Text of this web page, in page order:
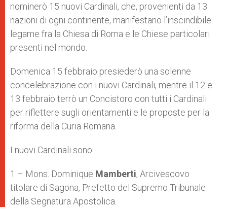
nominerò 15 nuovi Cardinali, che, provenienti da 13
nazioni di ogni continente, manifestano l’inscindibile
legame fra la Chiesa di Roma e le Chiese particolari
presenti nel mondo.
Domenica 15 febbraio presiederò una solenne
concelebrazione con i nuovi Cardinali, mentre il 12 e
13 febbraio terrò un Concistoro con tutti i Cardinali
per riflettere sugli orientamenti e le proposte per la
riforma della Curia Romana.
I nuovi Cardinali sono:
1 – Mons. Dominique Mamberti, Arcivescovo
titolare di Sagona, Prefetto del Supremo Tribunale
della Segnatura Apostolica.